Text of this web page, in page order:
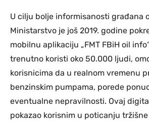
U cilju bolje informisanosti građana
Ministarstvo je još 2019. godine
mobilnu aplikaciju „FMT FBiH oil
trenutno koristi oko 50.000 ljudi,
korisnicima da u realnom vremenu
benzinskim pumpama, porede
eventualne nepravilnosti. Ovaj
pokazao korisnim u poticanju